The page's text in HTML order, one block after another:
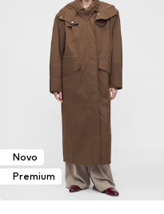
Novo
Premium